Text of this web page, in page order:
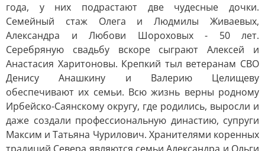
года, у них подрастают две чудесные дочки.
Семейный стаж Олега и Людмилы Живаевых,
Александра и Любови Шороховых - 50 лет.
Серебряную свадьбу вскоре сыграют Алексей и
Анастасия Харитоновы. Крепкий тыл ветеранам СВО
Денису Анашкину и Валерию Целищеву
обеспечивают их семьи. Всю жизнь верны родному
Ирбейско-Саянскому округу, где родились, выросли и
даже создали профессиональную династию, супруги
Максим и Татьяна Чурилович. Хранителями коренных